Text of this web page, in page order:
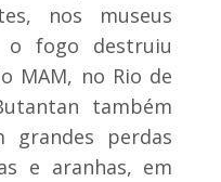
nos museus
o fogo destruiu
MAM, no Rio de
também
grandes perdas
e aranhas, em